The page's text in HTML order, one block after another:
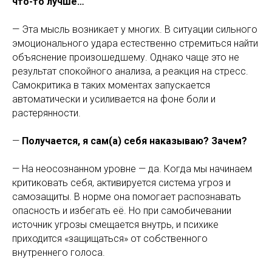
— Эта мысль возникает у многих. В ситуации сильного
эмоционального удара естественно стремиться найти
объяснение произошедшему. Однако чаще это не
результат спокойного анализа, а реакция на стресс.
Самокритика в таких моментах запускается
автоматически и усиливается на фоне боли и
растерянности.
— Получается, я сам(а) себя наказываю? Зачем?
— На неосознанном уровне — да. Когда мы начинаем
критиковать себя, активируется система угроз и
самозащиты. В норме она помогает распознавать
опасность и избегать её. Но при самобичевании
источник угрозы смещается внутрь, и психике
приходится «защищаться» от собственного
внутреннего голоса.